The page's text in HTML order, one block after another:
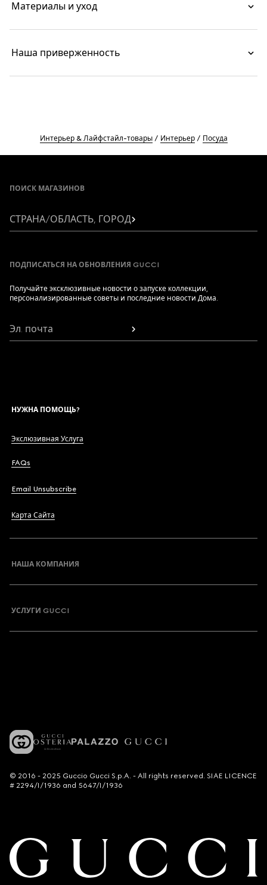
Материалы и уход
Наша приверженность
Интерьер & Лайфстайл-товары Интерьер Посуда
ПОИСК МАГАЗИНОВ
СТРАНА/ОБЛАСТЬ, ГОРОД
ПОДПИСАТЬСЯ НА ОБНОВЛЕНИЯ GUCCI
Получайте эксклюзивные новости о запуске коллекции,
персонализированные советы и последние новости Дома.
Эл. почта
НУЖНА ПОМОЩЬ?
Экслюзивная Услуга
FAQs
Email Unsubscribe
Карта Сайта
НАША КОМПАНИЯ
УСЛУГИ GUCCI
© 2016 - 2025 Guccio Gucci S.p.A. - All rights reserved. SIAE LICENCE
# 2294/I/1936 and 5647/I/1936